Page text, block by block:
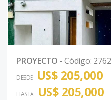
PROYECTO - Código: 2762
DESDE US$ 205,000
HASTA US$ 205,000